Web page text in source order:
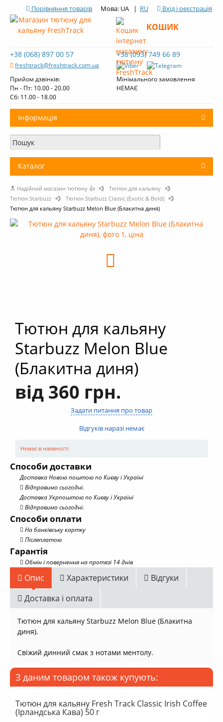
Порівняння товарів Мова: UA | RU Вхід і реєстрація
+38 (068) 897 00 57
freshtrack@freshtrack.com.ua
+38 (093) 749 66 89
Прийом дзвінків:
Пн - Пт: 10.00 - 20.00
Cб: 11.00 - 18.00
Мінімального замовлення
НЕМАЄ
КОШИК
Інформація
Про нас
Доставка і оплата
Огляди тютюну Fresh Track
Каталог
Тютюн для кальяну
Вугілля для кальяну
Кальяни
🔝 Надійний магазин тютюну 👍 💨 Тютюн для кальяну 💨
Тютюн Starbuzz 💨 Тютюн Starbuzz Classic (Exotic & Bold) 💨
Тютюн для кальяну Starbuzz Melon Blue (Блакитна диня)
Тютюн для кальяну
Starbuzz Melon Blue
(Блакитна диня)
від 360 грн.
Задати питання про товар
Відгуків наразі немає
Немає в наявності
Способи доставки
Доставка Новою поштою по Києву і Україні
Відправимо сьогодні.
Доставка Укрпоштою по Києву і Україні
Відправимо сьогодні.
Способи оплати
На банківську картку
Післяплатою
Гарантія
Обмін і повернення на протязі 14 днів
Опис Характеристики
Відгуки
Доставка і оплата
Тютюн для кальяну Starbuzz Melon Blue (Блакитна
диня).
Свіжий динний смак з нотами ментолу.
З даним товаром також купують:
Тютюн для кальяну Fresh Track Classic Irish Coffee
(Ірландська Кава) 50 г